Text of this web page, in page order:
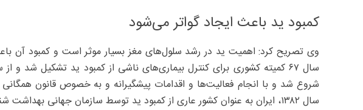
کمبود ید باعث ایجاد گواتر می‌شود
وی تصریح کرد: اهمیت ید در رشد سلول‌های مغز بسیار موثر است و کمبود آن
شروع شد و با انجام فعالیت‌ها و اقدامات پیشگیرانه و به خصوص قانون همگانی
سال ۱۳۸۲، ایران به عنوان کشور عاری از کمبود ید توسط سازمان جهانی بهداشت شناخته شد.